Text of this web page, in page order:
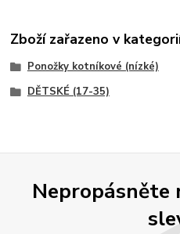
Zboží zařazeno v
Ponožky kotníkové (nízké)
DĚTSKÉ (17-35)
Nepropásněte